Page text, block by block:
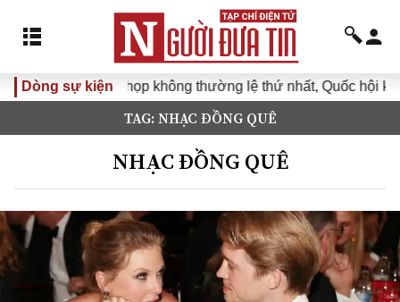
Dòng sự kiệnKỳ họp không thường lệ thứ nhất, Quốc hội khóa
TAG: NHẠC ĐỒNG QUÊ
NHẠC ĐỒNG QUÊ